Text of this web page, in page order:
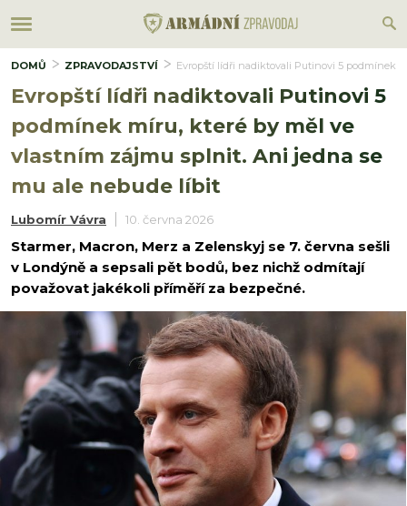
DOMŮ ZPRAVODAJSTVÍ Evropští lídři nadiktovali Putinovi 5 podmínek
Evropští lídři nadiktovali Putinovi 5
podmínek míru, které by měl ve
vlastním zájmu splnit. Ani jedna se
mu ale nebude líbit
Lubomír Vávra 10. června 2026
Starmer, Macron, Merz a Zelenskyj se 7. června sešli
v Londýně a sepsali pět bodů, bez nichž odmítají
považovat jakékoli příměří za bezpečné.